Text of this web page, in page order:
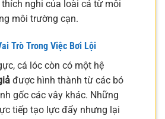
nghi của loài cá từ môi
môi trường cạn.
Trò Trong Việc Bơi Lội
cá lóc còn có một hệ
được hình thành từ các bó
gốc các vây khác. Những
tiếp tạo lực đẩy nhưng lại